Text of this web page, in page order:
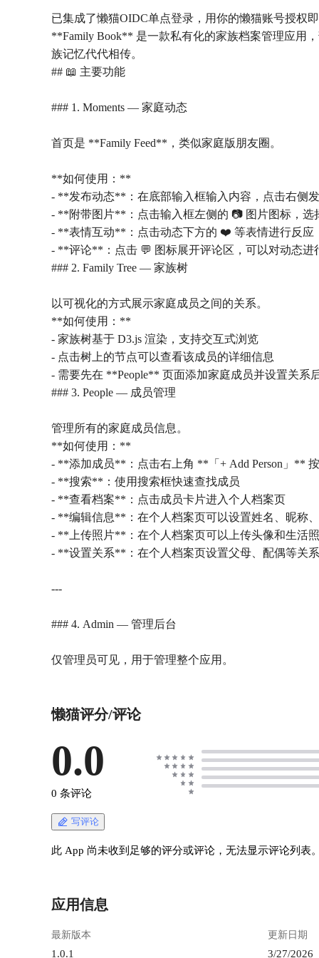
已集成了懒猫OIDC单点登录，用你的懒猫账号授权
**Family Book** 是一款私有化的家族档案管理应用
族记忆代代相传。
## 📖 主要功能
### 1. Moments — 家庭动态
首页是 **Family Feed**，类似家庭版朋友圈。
**如何使用：**
- **发布动态**：在底部输入框输入内容，点击右侧
- **附带图片**：点击输入框左侧的 📷 图片图标，选
- **表情互动**：点击动态下方的 ❤️ 等表情进行反应
- **评论**：点击 💬 图标展开评论区，可以对动态进
### 2. Family Tree — 家族树
以可视化的方式展示家庭成员之间的关系。
**如何使用：**
- 家族树基于 D3.js 渲染，支持交互式浏览
- 点击树上的节点可以查看该成员的详细信息
- 需要先在 **People** 页面添加家庭成员并设置关系
### 3. People — 成员管理
管理所有的家庭成员信息。
**如何使用：**
- **添加成员**：点击右上角 **「+ Add Person」**
- **搜索**：使用搜索框快速查找成员
- **查看档案**：点击成员卡片进入个人档案页
- **编辑信息**：在个人档案页可以设置姓名、昵称
- **上传照片**：在个人档案页可以上传头像和生活照
- **设置关系**：在个人档案页设置父母、配偶等关
---
### 4. Admin — 管理后台
仅管理员可见，用于管理整个应用。
懒猫评分/评论
0.0
0 条评论
写评论
此 App 尚未收到足够的评分或评论，无法显示评论列表
应用信息
最新版本
1.0.1
更新日期
3/27/2026